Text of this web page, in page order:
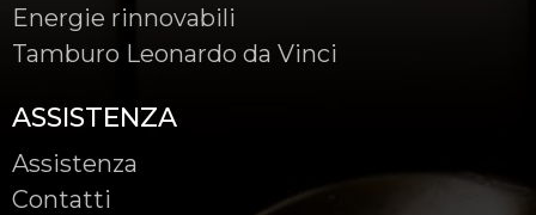
Energie rinnovabili
Tamburo Leonardo da Vinci
ASSISTENZA
Assistenza
Contatti